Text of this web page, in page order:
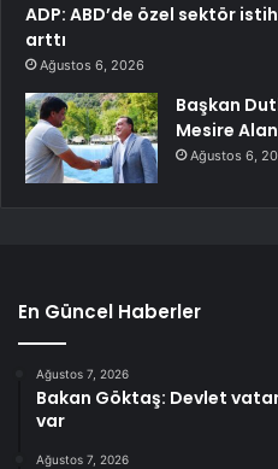
ADP: ABD’de özel sektör
arttı
Ağustos 6, 2026
Başkan
Mesire
Ağustos 6,
En Güncel Haberler
Ağustos 7, 2026
Bakan Göktaş: Devlet
var
Ağustos 7, 2026